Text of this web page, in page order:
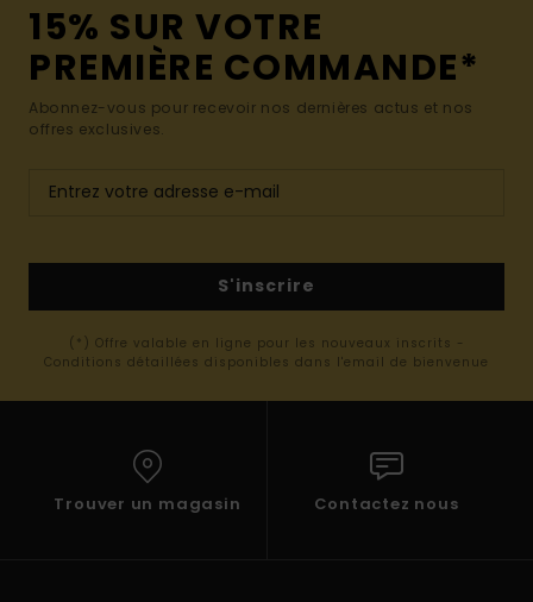
15% SUR VOTRE
PREMIÈRE COMMANDE*
Abonnez-vous pour recevoir nos dernières actus et nos
offres exclusives.
S'inscrire
(*) Offre valable en ligne pour les nouveaux inscrits -
Conditions détaillées disponibles dans l'email de bienvenue
Trouver un magasin Contactez nous